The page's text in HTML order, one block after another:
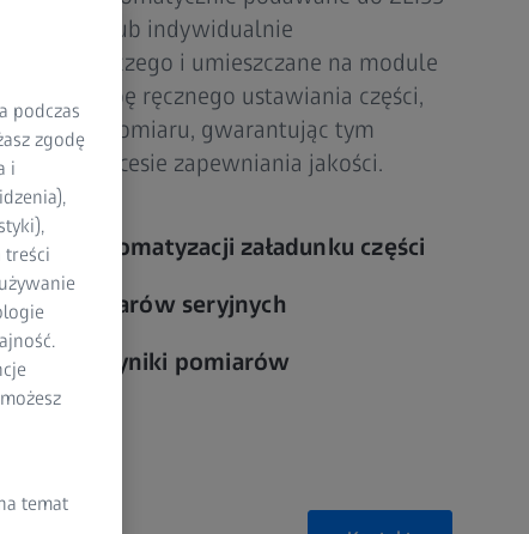
robota lub indywidualnie
załadowczego i umieszczane na module
potrzebę ręcznego ustawiania części,
czas pomiaru, gwarantując tym
w procesie zapewniania jakości.
automatyzacji załadunku części
pomiarów seryjnych
wyniki pomiarów
podczas
zgodę
i
treści
temat